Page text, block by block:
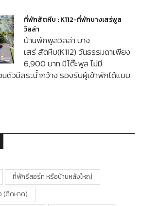
ที่พักสัตหีบ : K112-ที่พักบางเสร่พูล
วิลล่า
บ้านพักพูลวิลล่า บาง
เสร่ สัตหีบ(K112) วันธรรมดาเพียง
6,900 บาท มีโต๊ะพูล ไม่มี
ตัวมีสระน้ำกว้าง รองรับผู้เข้าพักได้แบบ
ที่พักรีสอร์ท หรือบ้านหลังใหญ่
(ติดหาด)